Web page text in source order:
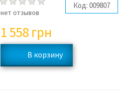
нет отзывов
Код: 009807
1 558 грн